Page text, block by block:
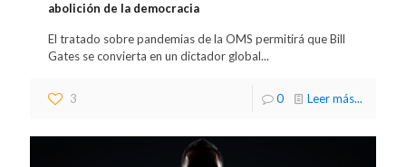
abolición de la democracia
El tratado sobre pandemias de la OMS permitirá que Bill
Gates se convierta en un dictador global...
3 0 Leer más...